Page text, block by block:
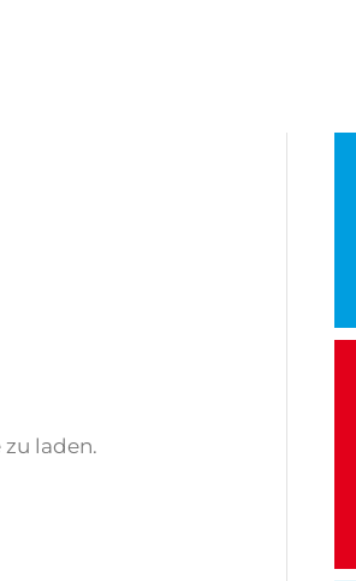
laden.